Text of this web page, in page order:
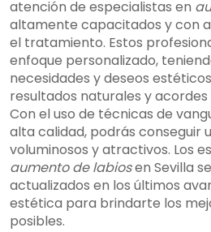
atención de especialistas en
altamente capacitados y con
el tratamiento. Estos
enfoque personalizado,
necesidades y deseos
resultados naturales y
Con el uso de técnicas de
alta calidad, podrás conseguir
voluminosos y atractivos. Los
aumento de labiosen Sevilla
actualizados en los últimos
estética para brindarte los
posibles.